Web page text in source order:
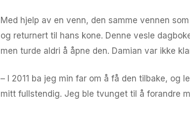
Med hjelp av en venn, den samme vennen
og returnert til hans kone. Denne vesle
men turde aldri å åpne den. Damian var ikke
– I 2011 ba jeg min far om å få den tilbake, og
mitt fullstendig. Jeg ble tvunget til å forandre